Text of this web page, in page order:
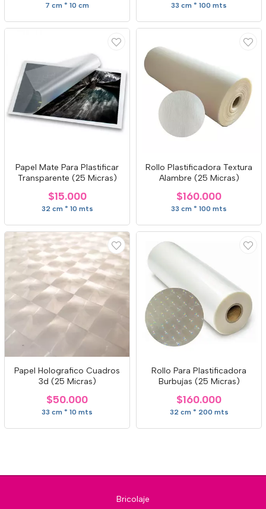
7 cm * 10 cm 33 cm * 100 mts
Papel Mate Para Plastificar
Transparente (25 Micras)
$15.000
32 cm * 10 mts
Rollo Plastificadora Textura
Alambre (25 Micras)
$160.000
33 cm * 100 mts
Papel Holografico Cuadros
3d (25 Micras)
$50.000
33 cm * 10 mts
Rollo Para Plastificadora
Burbujas (25 Micras)
$160.000
32 cm * 200 mts
Bricolaje